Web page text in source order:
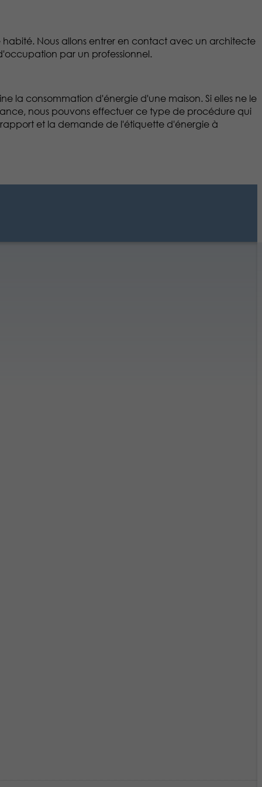
Nous allons entrer en contact avec un architecte
par un professionnel.
la consommation d'énergie d'une maison. Si elles ne le
nous pouvons effectuer ce type de procédure qui
et la demande de l'étiquette d'énergie à